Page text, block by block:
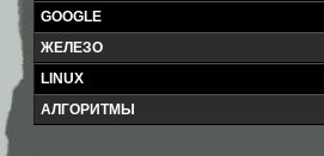
GOOGLE
ЖЕЛЕЗО
LINUX
АЛГОРИТМЫ